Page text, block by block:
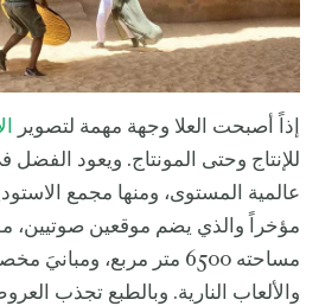
إذاً أصبحت العلا وجهة مهمة لتصوير
للإنتاج وحتى المونتاج. ويعود الفضل
عالمية المستوى، ومنها مجمع
مؤخراً والذي يضم موقعين صوتيين،
مساحته 6500 متر مربع،
والألعاب النارية. وبالطبع تجذب